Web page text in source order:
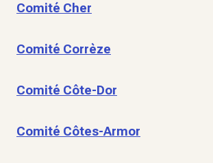
Comité Cher
Comité Corrèze
Comité Côte-Dor
Comité Côtes-Armor